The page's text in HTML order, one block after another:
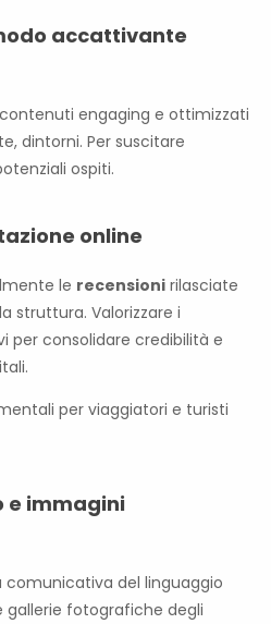
accattivante
engaging e ottimizzati
dintorni. Per suscitare
ospiti.
online
le recensioni rilasciate
struttura. Valorizzare i
per consolidare credibilità e
per viaggiatori e turisti
e immagini
del linguaggio
gallerie fotografiche degli